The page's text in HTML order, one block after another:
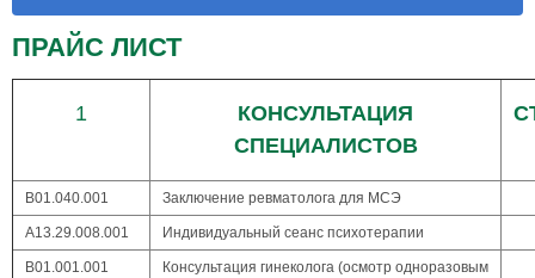
ПРАЙС ЛИСТ
1
КОНСУЛЬТАЦИЯ
СПЕЦИАЛИСТОВ
В01.040.001 Заключение ревматолога для МСЭ
A13.29.008.001 Индивидуальный сеанс психотерапии
В01.001.001
Консультация гинеколога (осмотр одноразовым